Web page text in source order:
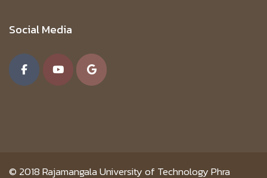
Social Media
© 2018Rajamangala University of Technology Phra